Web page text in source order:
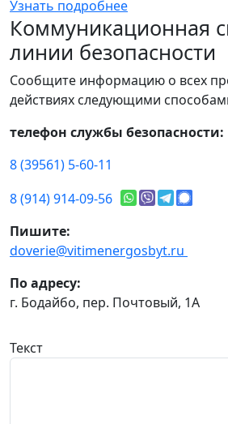
Узнать подробнее
Коммуникационная
линии безопасности
Сообщите информацию о всех
действиях следующими
телефон службы безопасности:
8 (39561) 5-60-11
8 (914) 914-09-56
Пишите:
doverie@vitimenergosbyt.ru
По адресу:
г. Бодайбо, пер. Почтовый, 1А
Текст